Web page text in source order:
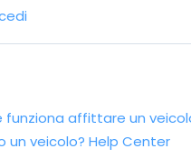
funziona affittare un
un veicolo? Help Center